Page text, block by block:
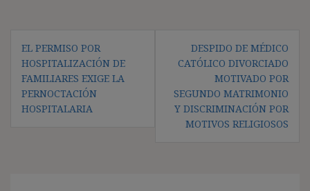
de
entradas
EL PERMISO POR
HOSPITALIZACIÓN DE
FAMILIARES EXIGE LA
PERNOCTACIÓN
HOSPITALARIA
DESPIDO DE MÉDICO
CATÓLICO DIVORCIADO
MOTIVADO POR
SEGUNDO MATRIMONIO
Y DISCRIMINACIÓN POR
MOTIVOS RELIGIOSOS